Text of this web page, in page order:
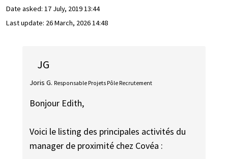
Date asked: 17 July, 2019 13:44
Last update: 26 March, 2026 14:48
JG
Joris G. Responsable Projets Pôle Recrutement
Bonjour Edith,
Voici le listing des principales activités du
manager de proximité chez Covéa :